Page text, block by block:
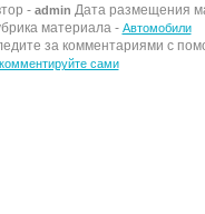
- admin Дата размещения
материала - Автомобили
за комментариями с
комментируйте сами